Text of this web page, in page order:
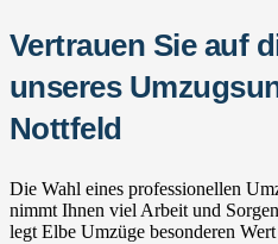
Vertrauen Sie auf
unseres
Nottfeld
Die Wahl eines professionellen
nimmt Ihnen viel Arbeit und
legt Elbe Umzüge besonderen